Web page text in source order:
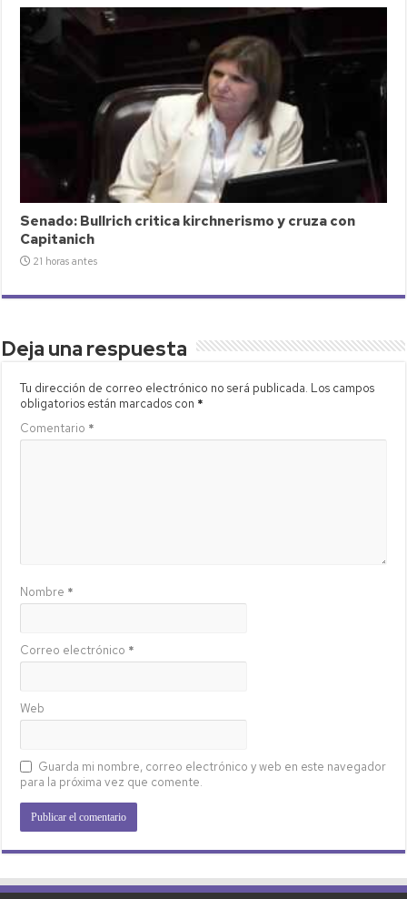
Senado: Bullrich critica kirchnerismo y cruza con
Capitanich
21 horas antes
Deja una respuesta
Tu dirección de correo electrónico no será publicada. Los campos
obligatorios están marcados con *
Comentario *
Nombre *
Correo electrónico *
Web
Guarda mi nombre, correo electrónico y web en este navegador
para la próxima vez que comente.